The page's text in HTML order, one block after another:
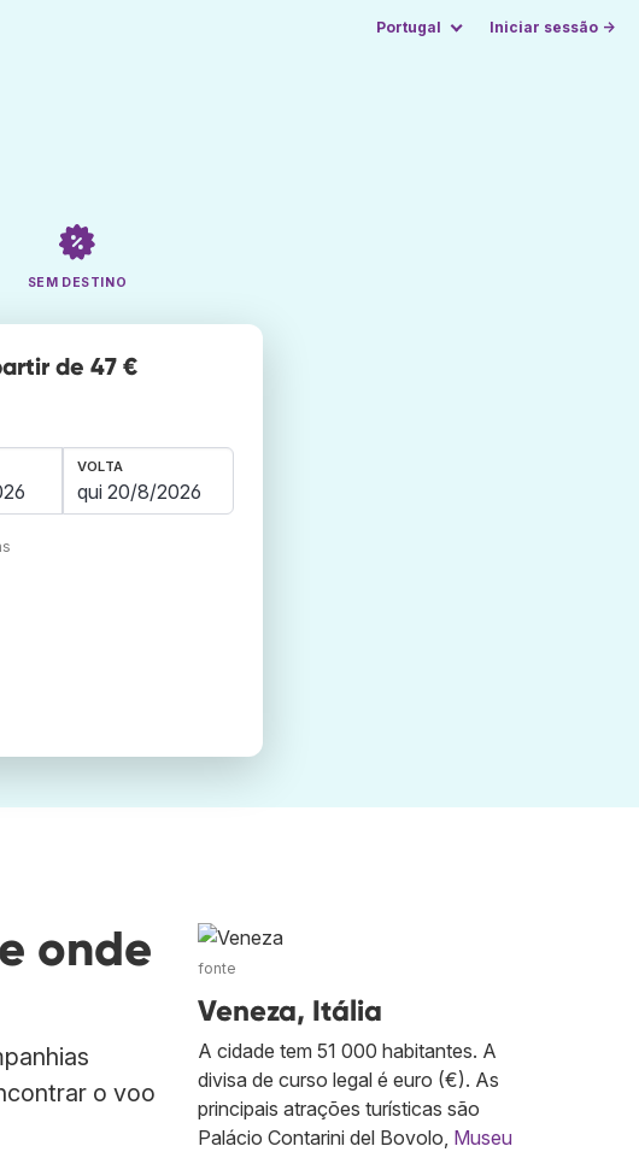
Portugal Iniciar sessão →
SEM DESTINO
de 47 €
VOLTA
onde
o voo
fonte
Veneza, Itália
A cidade tem 51 000 habitantes. A
divisa de curso legal é euro (€). As
principais atrações turísticas são
Palácio Contarini del Bovolo, Museu